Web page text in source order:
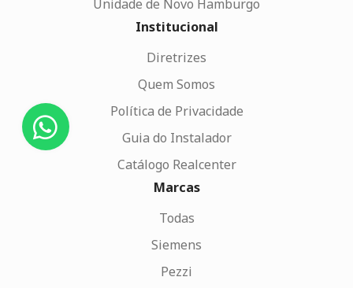
Unidade de Novo Hamburgo
Institucional
Diretrizes
Quem Somos
Política de Privacidade
Guia do Instalador
Catálogo Realcenter
Marcas
Todas
Siemens
Pezzi